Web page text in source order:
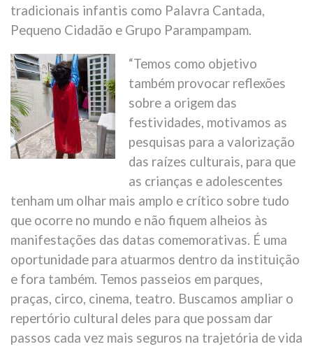
tradicionais infantis como Palavra Cantada,
Pequeno Cidadão e Grupo Parampampam.
“Temos como objetivo
também provocar reflexões
sobre a origem das
festividades, motivamos as
pesquisas para a valorização
das raízes culturais, para que
as crianças e adolescentes
tenham um olhar mais amplo e crítico sobre tudo
que ocorre no mundo e não fiquem alheios às
manifestações das datas comemorativas. É uma
oportunidade para atuarmos dentro da instituição
e fora também. Temos passeios em parques,
praças, circo, cinema, teatro. Buscamos ampliar o
repertório cultural deles para que possam dar
passos cada vez mais seguros na trajetória de vida